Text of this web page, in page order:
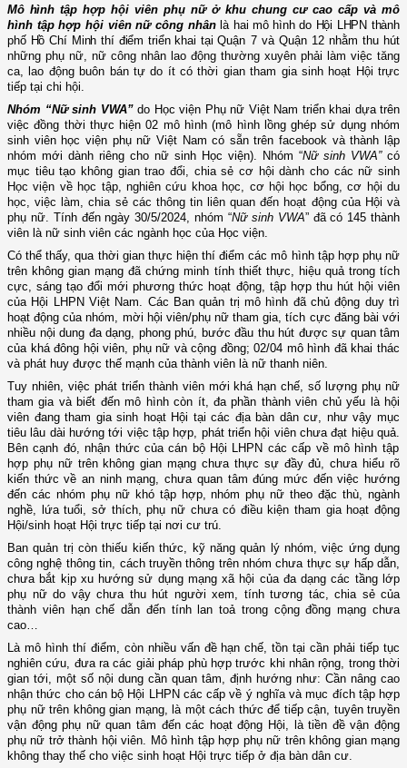
Mô hình tập hợp hội viên phụ nữ ở khu chung cư cao cấp và mô
hình tập hợp hội viên nữ công nhân là hai mô hình do Hội LHPN thành
phố Hồ Chí Minh thí điểm triển khai tạiQuận 7 và Quận 12 nhằm thu hút
những phụ nữ, nữ công nhân lao động thường xuyên phải làm việc tăng
ca, lao động buôn bán tự do ít có thời gian tham gia sinh hoạt Hội trực
tiếp tại chi hội.
Nhóm “Nữ sinh VWA” do Học viện Phụ nữ Việt Nam triển khai dựa trên
việc đồng thời thực hiện 02 mô hình (mô hình lồng ghép sử dụng nhóm
sinh viên học viện phụ nữ Việt Nam có sẵn trên facebook và thành lập
nhóm mới dành riêng cho nữ sinh Học viện). Nhóm “Nữ sinh VWA”có
mục tiêu tạo không gian trao đổi, chia sẻ cơ hội dành cho các nữ sinh
Học viện về học tập, nghiên cứu khoa học, cơ hội học bổng, cơ hội du
học, việc làm, chia sẻ các thông tin liên quan đến hoạt động của Hội và
phụ nữ. Tính đến ngày 30/5/2024, nhóm “Nữ sinh VWA” đã có 145 thành
viên là nữ sinh viên các ngành học của Học viện.
Có thể thấy, qua thời gian thực hiện thí điểm các mô hình tập hợp phụ nữ
trên không gian mạng đã chứng minh tính thiết thực, hiệu quả trong tích
cực, sáng tạo đổi mới phương thức hoạt động, tập hợp thu hút hội viên
của Hội LHPN Việt Nam. Các Ban quản trị mô hình đã chủ động duy trì
hoạt động của nhóm, mời hội viên/phụ nữ tham gia, tích cực đăng bài với
nhiều nội dung đa dạng, phong phú, bước đầu thu hút được sự quan tâm
của khá đông hội viên, phụ nữ và cộng đồng; 02/04 mô hình đã khai thác
và phát huy được thế mạnh của thành viên là nữ thanh niên.
Tuy nhiên, việc phát triển thành viên mới khá hạn chế, số lượng phụ nữ
tham gia và biết đến mô hình còn ít, đa phần thành viên chủ yếu là hội
viên đang tham gia sinh hoạt Hội tại các địa bàn dân cư, như vậymục
tiêu lâu dài hướng tới việc tập hợp, phát triển hội viên chưađạt hiệu quả.
Bên cạnh đó, nhận thức của cán bộ Hội LHPN các cấp về mô hình tập
hợp phụ nữ trên không gian mạng chưa thực sự đầy đủ, chưa hiểu rõ
kiến thức về an ninh mạng, chưa quan tâm đúng mức đến việc hướng
đến các nhóm phụ nữ khó tập hợp, nhóm phụ nữ theo đặc thù, ngành
nghề, lứa tuổi, sở thích, phụ nữ chưa có điều kiện tham gia hoạt động
Hội/sinh hoạt Hội trực tiếp tại nơi cư trú.
Ban quản trị còn thiếu kiến thức, kỹ năng quản lý nhóm, việc ứng dụng
công nghệ thông tin, cách truyền thông trên nhóm chưa thực sự hấp dẫn,
chưa bắt kịp xu hướng sử dụng mạng xã hội của đa dạng các tầng lớp
phụ nữ do vậy chưa thu hút người xem, tính tương tác, chia sẻ của
thành viên hạn chế dẫn đến tính lan toả trong cộng đồng mạng chưa
cao…
Là mô hình thí điểm, còn nhiều vấn đề hạn chế, tồn tại cần phải tiếp tục
nghiên cứu, đưa ra các giải pháp phù hợp trước khi nhân rộng, trong thời
gian tới, một số nội dung cần quan tâm, định hướng như: Cần nâng cao
nhận thức cho cán bộ Hội LHPN các cấp về ý nghĩa và mục đích tập hợp
phụ nữ trên không gian mạng, là một cách thức để tiếp cận, tuyên truyền
vận động phụ nữ quan tâm đến các hoạt động Hội, là tiền đề vận động
phụ nữ trở thành hội viên. Mô hình tập hợp phụ nữ trên không gian mạng
không thay thế cho việc sinh hoạt Hội trực tiếp ở địa bàn dân cư.